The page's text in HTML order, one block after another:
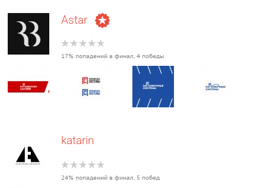
Astar
17% попадений в финал, 4 победы
katarin
24% попадений в финал, 5 побед